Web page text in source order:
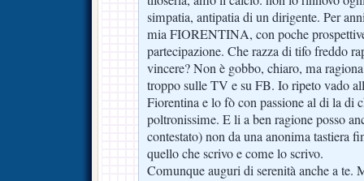
simpatia, antipatia di un dirigente. Per
mia FIORENTINA, con poche
partecipazione. Che razza di tifo freddo
vincere? Non è gobbo, chiaro, ma
troppo sulle TV e su FB. Io ripeto vado
Fiorentina e lo fò con passione al di la di
poltronissime. E li a ben ragione posso
contestato) non da una anonima tastiera
quello che scrivo e come lo scrivo.
Comunque auguri di serenità anche a te.